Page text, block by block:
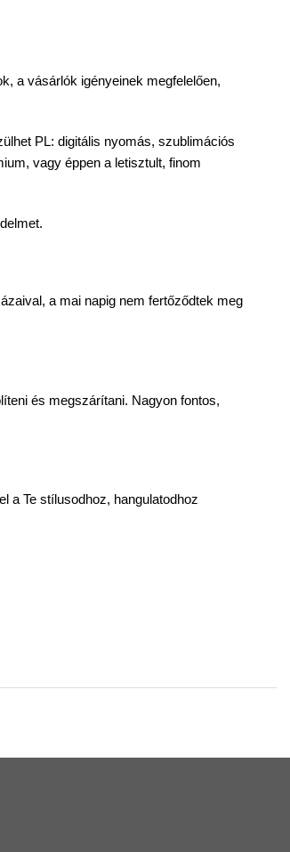
a vásárlók igényeinek megfelelően,
PL: digitális nyomás, szublimációs
vagy éppen a letisztult, finom
a mai napig nem fertőződtek meg
és megszárítani. Nagyon fontos,
a Te stílusodhoz, hangulatodhoz